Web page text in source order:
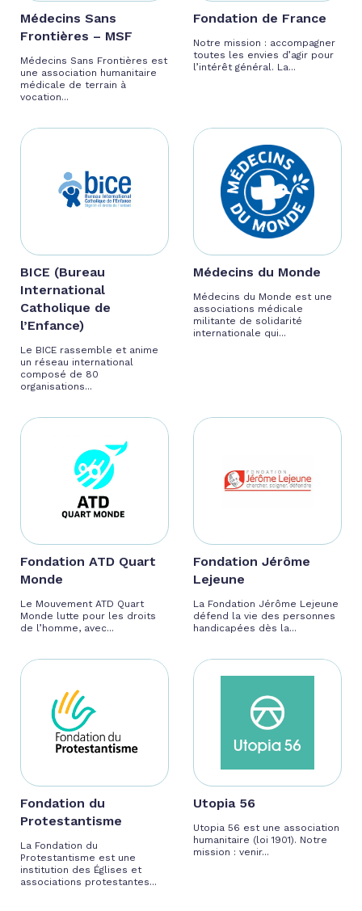
Médecins Sans
Frontières – MSF
Médecins Sans Frontières est
une association humanitaire
médicale de terrain à
vocation...
Fondation de France
Notre mission : accompagner
toutes les envies d’agir pour
l’intérêt général. La...
BICE (Bureau
International
Catholique de
l’Enfance)
Le BICE rassemble et anime
un réseau international
composé de 80
organisations...
Médecins du Monde
Médecins du Monde est une
associations médicale
militante de solidarité
internationale qui...
Fondation ATD Quart
Monde
Le Mouvement ATD Quart
Monde lutte pour les droits
de l’homme, avec...
Fondation Jérôme
Lejeune
La Fondation Jérôme Lejeune
défend la vie des personnes
handicapées dès la...
Fondation du
Protestantisme
La Fondation du
Protestantisme est une
institution des Églises et
associations protestantes...
Utopia 56
Utopia 56 est une association
humanitaire (loi 1901). Notre
mission : venir...